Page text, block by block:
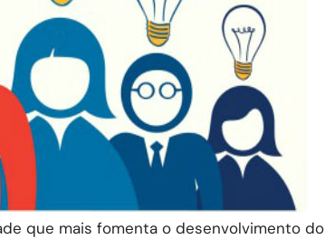
que mais fomenta o desenvolvimento do